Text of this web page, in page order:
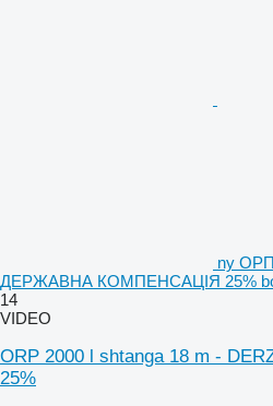
ny ОРП
ДЕРЖАВНА КОМПЕНСАЦІЯ 25%
14
VIDEO
ORP 2000 l shtanga 18 m -
25%